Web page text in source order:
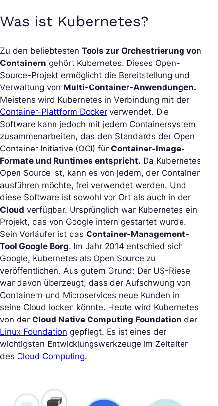
Was ist Kubernetes?
Zu den beliebtesten Tools zur Orchestrierung von
Containern gehört Kubernetes. Dieses Open-
Source-Projekt ermöglicht die Bereitstellung und
Verwaltung von Multi-Container-Anwendungen.
Meistens wird Kubernetes in Verbindung mit der
Container-Plattform Docker verwendet. Die
Software kann jedoch mit jedem Containersystem
zusammenarbeiten, das den Standards der Open
Container Initiative (OCI) für Container-Image-
Formate und Runtimes entspricht. Da Kubernetes
Open Source ist, kann es von jedem, der Container
ausführen möchte, frei verwendet werden. Und
diese Software ist sowohl vor Ort als auch in der
Cloud verfügbar. Ursprünglich war Kubernetes ein
Projekt, das von Google intern gestartet wurde.
Sein Vorläufer ist das Container-Management-
Tool Google Borg. Im Jahr 2014 entschied sich
Google, Kubernetes als Open Source zu
veröffentlichen. Aus gutem Grund: Der US-Riese
war davon überzeugt, dass der Aufschwung von
Containern und Microservices neue Kunden in
seine Cloud locken könnte. Heute wird Kubernetes
von der Cloud Native Computing Foundation der
Linux Foundation gepflegt. Es ist eines der
wichtigsten Entwicklungswerkzeuge im Zeitalter
des Cloud Computing.